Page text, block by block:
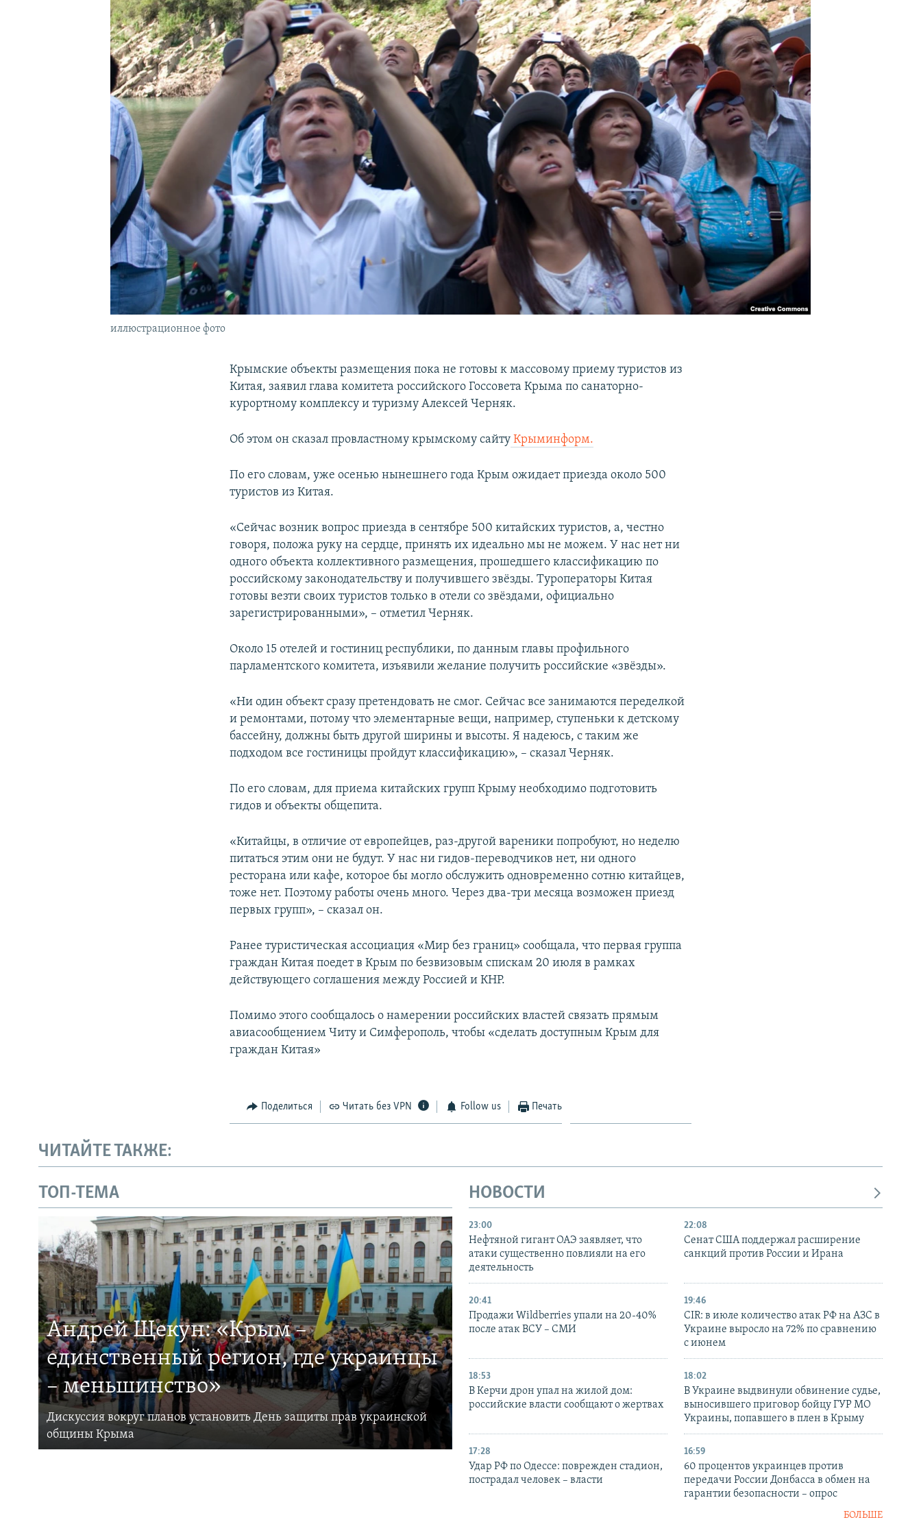
КРЫМ.НЕПОКОРЕННЫЙ
УКРАИНСКАЯ ПРОБЛЕМА КРЫМА
иллюстрационное фото
Крымские объекты размещения пока не готовы к массовому приему туристов из
Китая, заявил глава комитета российского Госсовета Крыма по санаторно-
курортному комплексу и туризму Алексей Черняк.
Об этом он сказал провластному крымскому сайту Крыминформ.
По его словам, уже осенью нынешнего года Крым ожидает приезда около 500
туристов из Китая.
«Сейчас возник вопрос приезда в сентябре 500 китайских туристов, а, честно
говоря, положа руку на сердце, принять их идеально мы не можем. У нас нет ни
одного объекта коллективного размещения, прошедшего классификацию по
российскому законодательству и получившего звёзды. Туроператоры Китая
готовы везти своих туристов только в отели со звёздами, официально
зарегистрированными», – отметил Черняк.
Около 15 отелей и гостиниц республики, по данным главы профильного
парламентского комитета, изъявили желание получить российские «звёзды».
«Ни один объект сразу претендовать не смог. Сейчас все занимаются переделкой
и ремонтами, потому что элементарные вещи, например, ступеньки к детскому
бассейну, должны быть другой ширины и высоты. Я надеюсь, с таким же
подходом все гостиницы пройдут классификацию», – сказал Черняк.
По его словам, для приема китайских групп Крыму необходимо подготовить
гидов и объекты общепита.
«Китайцы, в отличие от европейцев, раз-другой вареники попробуют, но неделю
питаться этим они не будут. У нас ни гидов-переводчиков нет, ни одного
ресторана или кафе, которое бы могло обслужить одновременно сотню китайцев,
тоже нет. Поэтому работы очень много. Через два-три месяца возможен приезд
первых групп», – сказал он.
Ранее туристическая ассоциация «Мир без границ» сообщала, что первая группа
граждан Китая поедет в Крым по безвизовым спискам 20 июля в рамках
действующего соглашения между Россией и КНР.
Помимо этого сообщалось о намерении российских властей связать прямым
авиасообщением Читу и Симферополь, чтобы «сделать доступным Крым для
граждан Китая»
Поделиться Читать без VPN Follow us Печать
ЧИТАЙТЕ ТАКЖЕ:
ТОП-ТЕМА
Андрей Щекун: «Крым –
единственный регион, где украинцы
– меньшинство»
Дискуссия вокруг планов установить День защиты прав украинской
общины Крыма
НОВОСТИ
23:00
Нефтяной гигант ОАЭ заявляет, что
атаки существенно повлияли на его
деятельность
22:08
Сенат США поддержал расширение
санкций против России и Ирана
20:41
Продажи Wildberries упали на 20-40%
после атак ВСУ – СМИ
19:46
CIR: в июле количество атак РФ на АЗС в
Украине выросло на 72% по сравнению
с июнем
18:53
В Керчи дрон упал на жилой дом:
российские власти сообщают о жертвах
18:02
В Украине выдвинули обвинение судье,
выносившего приговор бойцу ГУР МО
Украины, попавшего в плен в Крыму
17:28
Удар РФ по Одессе: поврежден стадион,
пострадал человек – власти
16:59
60 процентов украинцев против
передачи России Донбасса в обмен на
гарантии безопасности – опрос
БОЛЬШЕ